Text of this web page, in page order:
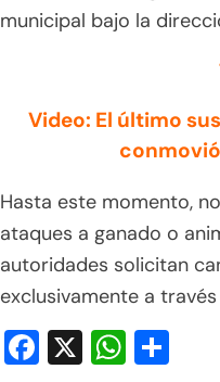
municipal bajo la
Video: El último
Hasta este momento,
ataques a ganado o
autoridades solicitan
exclusivamente a
Facebook
X